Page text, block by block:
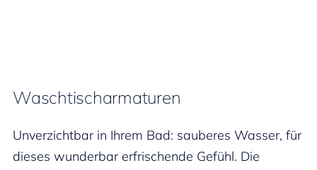
Waschtischarmaturen
Unverzichtbar in Ihrem Bad: sauberes Wasser, für
dieses wunderbar erfrischende Gefühl. Die